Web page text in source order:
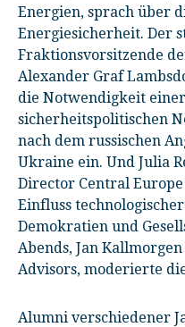
Energien, sprach über
Energiesicherheit. Der
Fraktionsvorsitzende
Alexander Graf
die Notwendigkeit
sicherheitspolitischen
nach dem russischen
Ukraine ein. Und Julia
Director Central
Einfluss
Demokratien und
Abends, Jan
Advisors, moderierte
Alumni verschiedener